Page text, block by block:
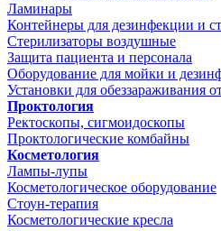
Ламинары
Контейнеры для дезинфекции и
Стерилизаторы воздушные
Защита пациента и персонала
Оборудование для мойки и
Установки для обеззараживания
Проктология
Ректоскопы, сигмоидоскопы
Проктологические комбайны
Косметология
Лампы-лупы
Косметологическое оборудование
Стоун-терапия
Косметологические кресла